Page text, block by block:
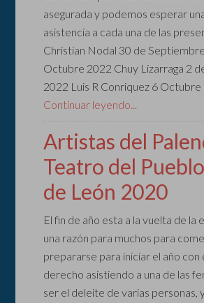
asegurada y podemos esperar
asistencia a cada una de las
Christian Nodal 30 de
Octubre 2022 Chuy Lizarraga 2
2022 Luis R Conriquez 6 Octubre
Continuar leyendo...
Artistas del
Teatro del
de León 2020
El fin de año esta a la vuelta de la
una razón para muchos para
prepararse para iniciar el año con
derecho asistiendo a una de las
ser el deleite de varias personas,